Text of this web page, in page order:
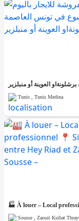
Tunis , Tunis Medina
Sousse , Zaouit Ksibat